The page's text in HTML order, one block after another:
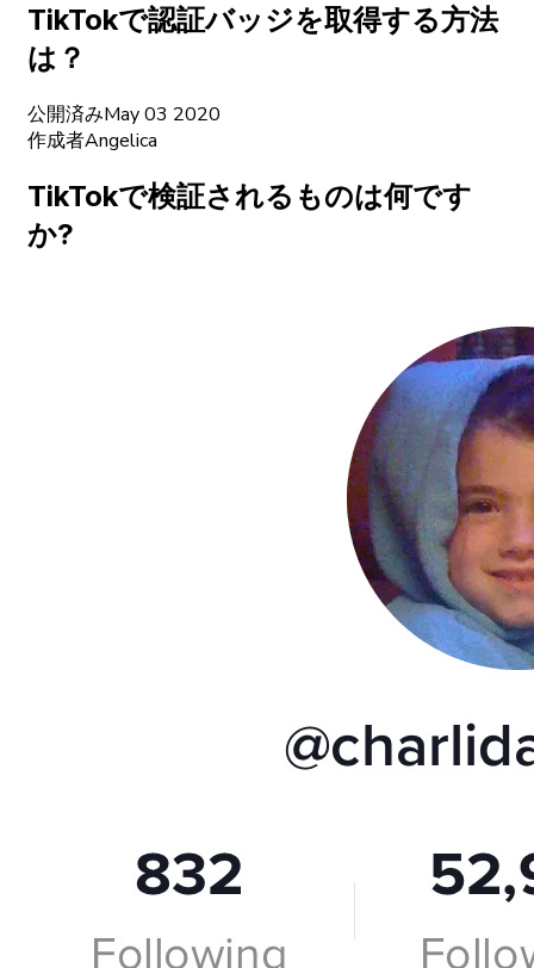
TikTokで認証バッジを取得する方法
は？
公開済みMay 03 2020
作成者Angelica
TikTokで検証されるものは何です
か?